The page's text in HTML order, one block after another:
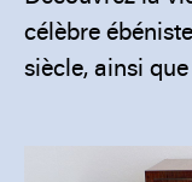
célèbre
siècle, ainsi